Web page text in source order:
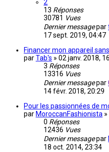
2
13 Réponses
30781 Vues
Dernier messagepar
17 sept. 2019, 04:47
Financer mon appareil
parTab's » 02 janv. 2018,
3 Réponses
13316 Vues
Dernier messagepar
14 févr. 2018, 20:29
Pour les passionnées de
par MoroccanFashionista »
0 Réponses
12436 Vues
Dernier messagepar
18 oct. 2014, 23:34